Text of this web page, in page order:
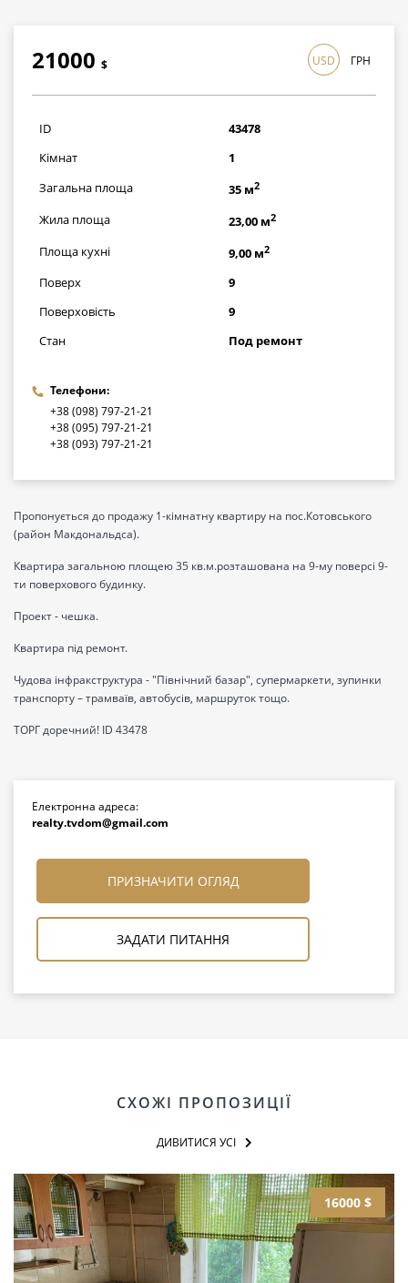
21000 $
609000грн
USD ГРН
ID
43478
Кімнат
1
Загальна площа
35 м2
Жила площа 23,00 м2
Площа кухні 9,00 м2
Поверх
9
Поверховість
9
Стан
Под ремонт
Телефони:
+38 (098) 797-21-21
+38 (095) 797-21-21
+38 (093) 797-21-21
Пропонується до продажу 1-кімнатну квартиру на пос.Котовського
(район Макдональдса).
Квартира загальною площею 35 кв.м.розташована на 9-му поверсі 9-
ти поверхового будинку.
Проект - чешка.
Квартира під ремонт.
Чудова інфракструктура - "Північний базар", супермаркети, зупинки
транспорту – трамваїв, автобусів, маршруток тощо.
ТОРГ доречний! ID 43478
Електронна адреса:
realty.tvdom@gmail.com
ПРИЗНАЧИТИ ОГЛЯД
ЗАДАТИ ПИТАННЯ
СХОЖІ ПРОПОЗИЦІЇ
ДИВИТИСЯ УСІ
16000 $